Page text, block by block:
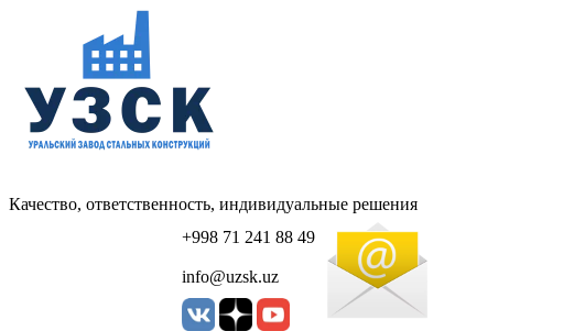
Качество, ответственность, индивидуальные решения
+998 71 241 88 49
info@uzsk.uz